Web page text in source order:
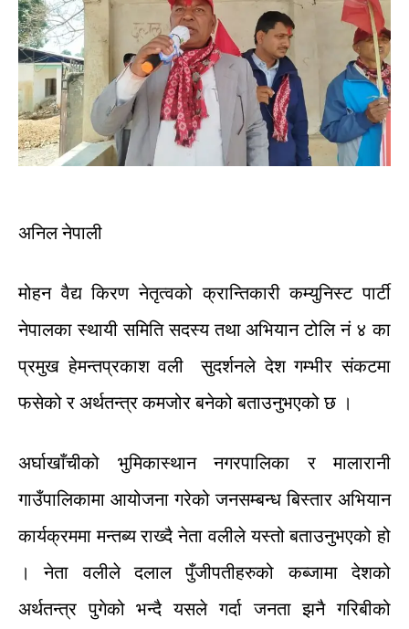
अनिल नेपाली
मोहन वैद्य किरण नेतृत्वको क्रान्तिकारी कम्युनिस्ट पार्टी
नेपालका स्थायी समिति सदस्य तथा अभियान टोलि नं ४ का
प्रमुख हेमन्तप्रकाश वली सुदर्शनले देश गम्भीर संकटमा
फसेको र अर्थतन्त्र कमजोर बनेको बताउनुभएको छ ।
अर्घाखाँचीको भुमिकास्थाननगरपालिका र
मालारानी
गाउँपालिकामा आयोजना गरेको जनसम्बन्ध बिस्तार अभियान
कार्यक्रममा मन्तब्य राख्दै नेता वलीले यस्तोबताउनुभएको हो
।
नेता वलीले दलाल पुँजीपतीहरुको कब्जामा
देशको
अर्थतन्त्र पुगेको भन्दै यसले गर्दा जनता झनै गरिबीको